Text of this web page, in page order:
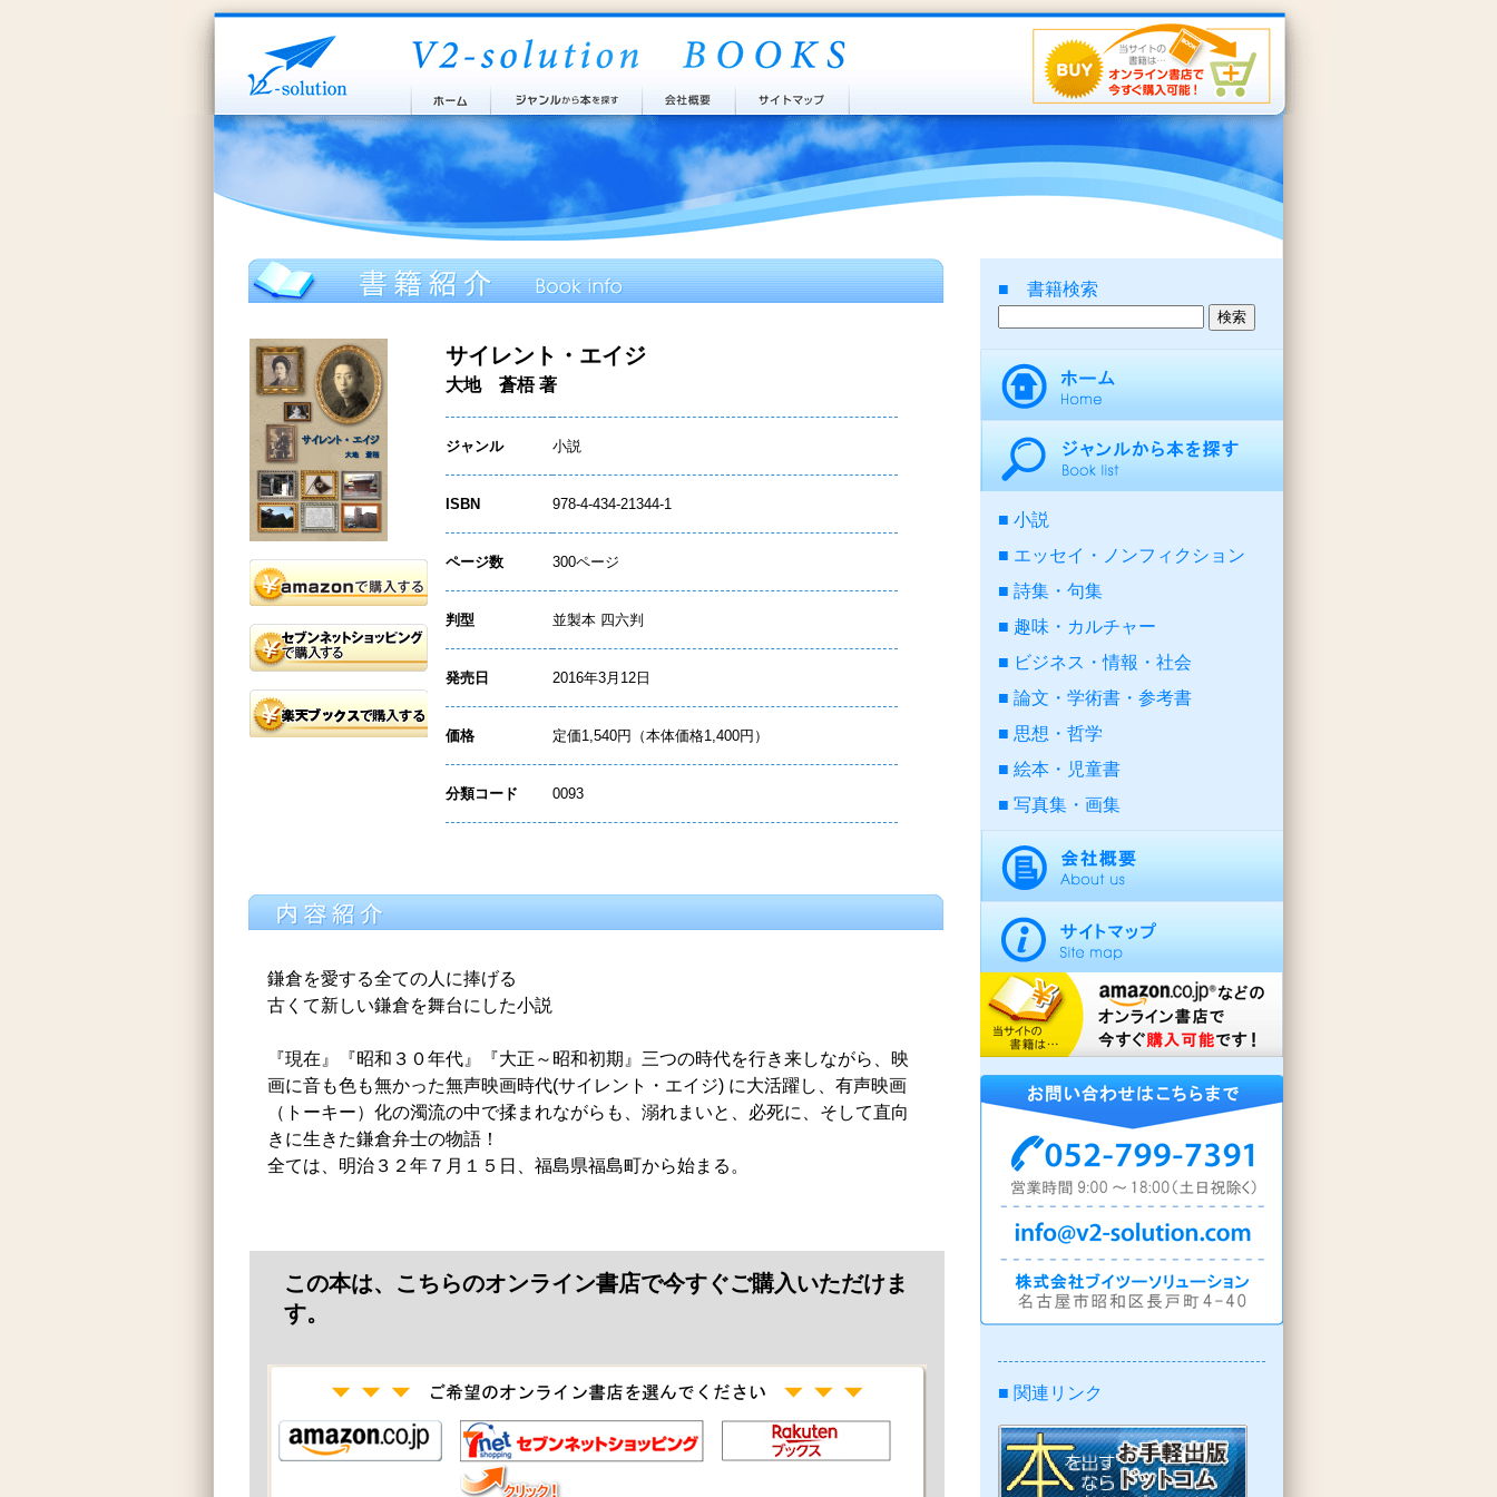
サイレント・エイジ
大地 蒼梧 著
ジャンル 小説
ISBN 978-4-434-21344-1
ページ数 300ページ
判型 並製本 四六判
発売日 2016年3月12日
価格 定価1,540円（本体価格1,400円）
分類コード 0093
鎌倉を愛する全ての人に捧げる
古くて新しい鎌倉を舞台にした小説
『現在』『昭和３０年代』『大正～昭和初期』三つの時代を行き来しながら、映
画に音も色も無かった無声映画時代(サイレント・エイジ) に大活躍し、有声映画
（トーキー）化の濁流の中で揉まれながらも、溺れまいと、必死に、そして直向
きに生きた鎌倉弁士の物語！
全ては、明治３２年７月１５日、福島県福島町から始まる。
この本は、こちらのオンライン書店で今すぐご購入いただけま
す。
■ 書籍検索
小説
エッセイ・ノンフィクション
詩集・句集
趣味・カルチャー
ビジネス・情報・社会
論文・学術書・参考書
思想・哲学
絵本・児童書
写真集・画集
■ 関連リンク